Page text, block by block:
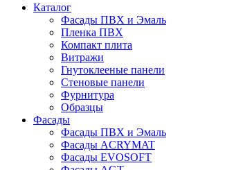
Каталог
Фасады ПВХ и Эмаль
Пленка ПВХ
Компакт плита
Витражи
Гнутоклееные панели
Стеновые панели
Фурнитура
Образцы
Фасады
Фасады ПВХ и Эмаль
Фасады ACRYMAT
Фасады EVOSOFT